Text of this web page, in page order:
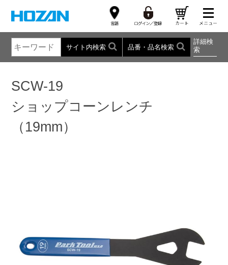
サイト内検索 品番・品名検索
詳細検
索
SCW-19
ショップコーンレンチ
（19mm）